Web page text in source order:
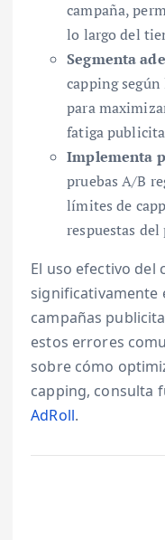
campaña,
lo largo del
Segmenta
capping
para
fatiga
Implementa
pruebas A/B
límites de
respuestas
El uso efectivo del
significativamente
campañas
estos errores
sobre cómo
capping, consulta
AdRoll.